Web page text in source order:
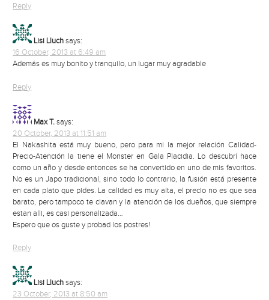
Reply
Lisi Lluch says:
16 October, 2013 at 6:49 am
Además es muy bonito y tranquilo, un lugar muy agradable
Reply
Max T. says:
20 October, 2013 at 11:51 am
El Nakashita está muy bueno, pero para mi la mejor relación Calidad-
Precio-Atención la tiene el Monster en Gala Placidia. Lo descubrí hace
como un año y desde entonces se ha convertido en uno de mis favoritos.
No es un Japo tradicional, sino todo lo contrario, la fusión está presente
en cada plato que pides. La calidad es muy alta, el precio no es que sea
barato, pero tampoco te clavan y la atención de los dueños, que siempre
estan alli, es casi personalizada…
Espero que os guste y probad los postres!
Reply
Lisi Lluch says:
23 October, 2013 at 8:50 am